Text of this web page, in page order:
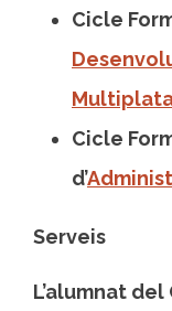
Cicle
Cicle
d’
Serveis
L’alumnat